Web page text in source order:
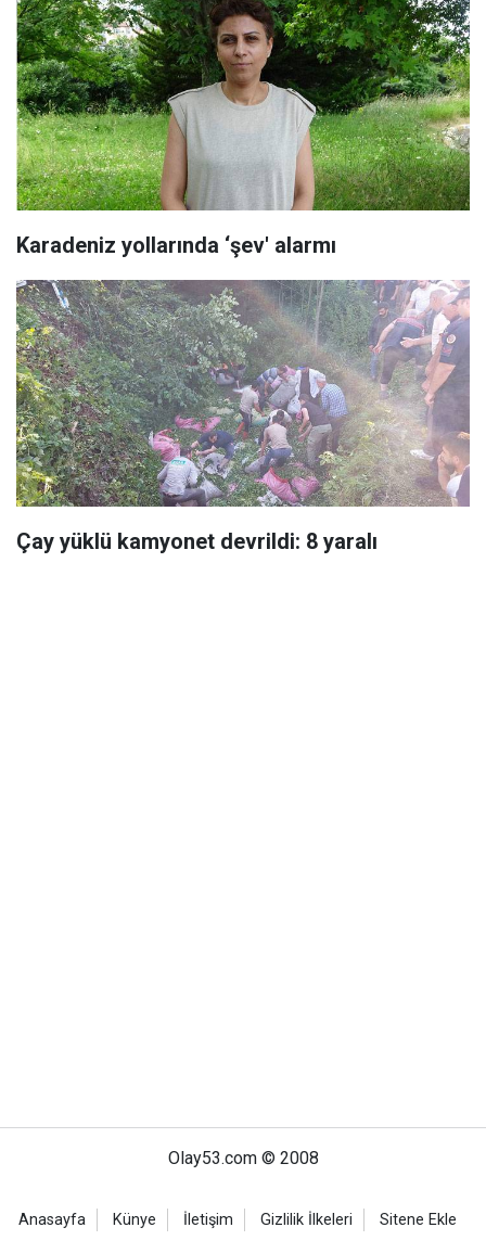
Karadeniz yollarında ‘şev' alarmı
Çay yüklü kamyonet devrildi: 8 yaralı
Olay53.com © 2008
Anasayfa Künye İletişim Gizlilik İlkeleri Sitene Ekle